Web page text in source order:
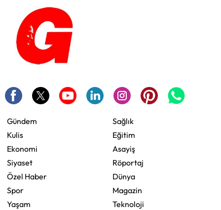
Gündem
Kulis
Ekonomi
Siyaset
Özel Haber
Spor
Yaşam
Sağlık
Eğitim
Asayiş
Röportaj
Dünya
Magazin
Teknoloji